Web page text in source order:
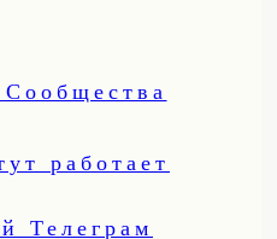
работает
Телеграм